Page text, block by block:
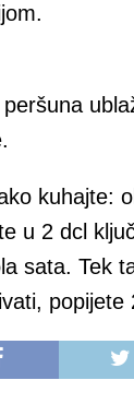
peršuna
kuhajte:
u 2 dcl
sata. Tek
popijete